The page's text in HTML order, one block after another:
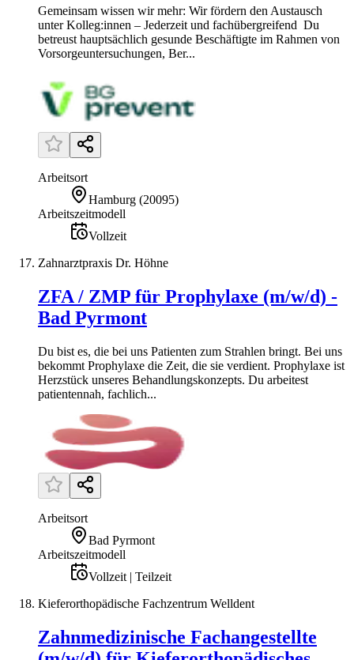
Gemeinsam wissen wir mehr: Wir fördern den Austausch
unter Kolleg:innen – Jederzeit und fachübergreifend Du
betreust hauptsächlich gesunde Beschäftigte im Rahmen von
Vorsorgeuntersuchungen, Ber...
Arbeitsort
Hamburg (20095)
Arbeitszeitmodell
Vollzeit
Zahnarztpraxis Dr. Höhne
ZFA / ZMP für Prophylaxe (m/w/d) -
Bad Pyrmont
Du bist es, die bei uns Patienten zum Strahlen bringt. Bei uns
bekommt Prophylaxe die Zeit, die sie verdient. Prophylaxe ist
Herzstück unseres Behandlungskonzepts. Du arbeitest
patientennah, fachlich...
Arbeitsort
Bad Pyrmont
Arbeitszeitmodell
Vollzeit | Teilzeit
Kieferorthopädische Fachzentrum Welldent
Zahnmedizinische Fachangestellte